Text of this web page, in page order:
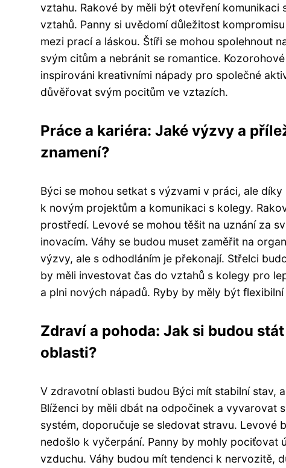
vztahu. Rakové by měli být otevření
vztahů. Panny si uvědomí důležitost
mezi prací a láskou. Štíři se mohou spolehnout
svým citům a nebránit se romantice.
inspirováni kreativními nápady pro společné
důvěřovat svým pocitům ve vztazích.
Práce a kariéra: Jaké výzvy a
znamení?
Býci se mohou setkat s výzvami v práci, ale
k novým projektům a komunikaci s kolegy.
prostředí. Levové se mohou těšit na uznání za
inovacím. Váhy se budou muset zaměřit na
výzvy, ale s odhodláním je překonají. Střelci
by měli investovat čas do vztahů s kolegy pro
a plni nových nápadů. Ryby by měly být
Zdraví a pohoda: Jak si budou
oblasti?
V zdravotní oblasti budou Býci mít stabilní stav,
Blíženci by měli dbát na odpočinek a vyvarovat
systém, doporučuje se sledovat stravu. Levové
nedošlo k vyčerpání. Panny by mohly pociťovat
vzduchu. Váhy budou mít tendenci k nervozitě,